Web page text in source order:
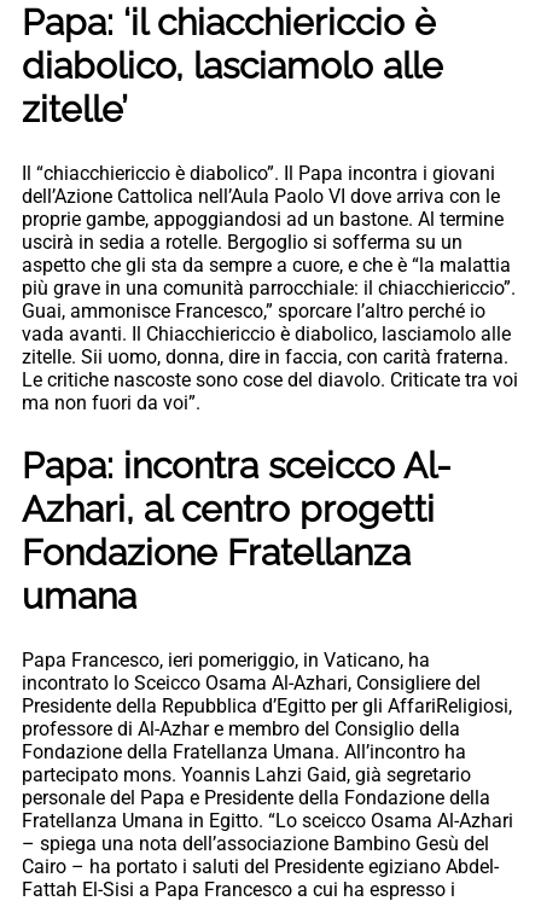
Papa: ‘il chiacchiericcio è
diabolico, lasciamolo alle
zitelle’
Il “chiacchiericcio è diabolico”. Il Papa incontra i giovani
dell’Azione Cattolica nell’Aula Paolo VI dove arriva con le
proprie gambe, appoggiandosi ad un bastone. Al termine
uscirà in sedia a rotelle. Bergoglio si sofferma su un
aspetto che gli sta da sempre a cuore, e che è “la malattia
più grave in una comunità parrocchiale: il chiacchiericcio”.
Guai, ammonisce Francesco,” sporcare l’altro perché io
vada avanti. Il Chiacchiericcio è diabolico, lasciamolo alle
zitelle. Sii uomo, donna, dire in faccia, con carità fraterna.
Le critiche nascoste sono cose del diavolo. Criticate tra voi
ma non fuori da voi”.
Papa: incontra sceicco Al-
Azhari, al centro progetti
Fondazione Fratellanza
umana
Papa Francesco, ieri pomeriggio, in Vaticano, ha
incontrato lo Sceicco Osama Al-Azhari, Consigliere del
Presidente della Repubblica d’Egitto per gli AffariReligiosi,
professore di Al-Azhar e membro del Consiglio della
Fondazione della Fratellanza Umana. All’incontro ha
partecipato mons. Yoannis Lahzi Gaid, già segretario
personale del Papa e Presidente della Fondazione della
Fratellanza Umana in Egitto. “Lo sceicco Osama Al-Azhari
– spiega una nota dell’associazione Bambino Gesù del
Cairo – ha portato i saluti del Presidente egiziano Abdel-
Fattah El-Sisi a Papa Francesco a cui ha espresso i